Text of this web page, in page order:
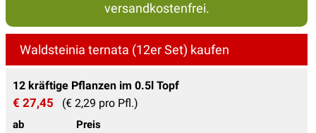
versandkostenfrei.
Waldsteinia ternata (12er Set) kaufen
12 kräftige Pflanzen im 0.5l Topf
€ 27,45 (€ 2,29 pro Pfl.)
ab
Preis